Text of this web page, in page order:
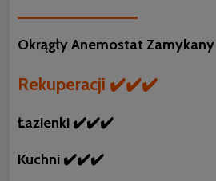
Okrągły Anemostat
Rekuperacji ✔️✔️✔️
Łazienki ✔️✔️✔️
Kuchni ✔️✔️✔️